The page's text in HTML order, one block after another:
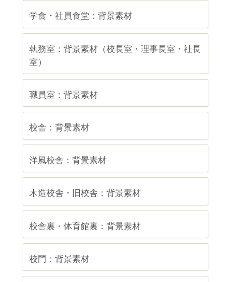
学食・社員食堂：背景素材
執務室：背景素材（校長室・理事長室・社長
室）
職員室：背景素材
校舎：背景素材
洋風校舎：背景素材
木造校舎・旧校舎：背景素材
校舎裏・体育館裏：背景素材
校門：背景素材